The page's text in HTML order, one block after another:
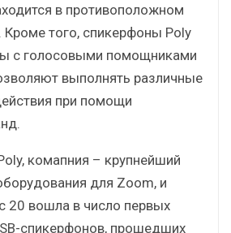
в противоположном
Кроме того, спикерфоны Poly
с голосовыми помощниками
выполнять различные
при помощи
комапния – крупнейший
для Zoom, и
20 вошла в число первых
спикерфонов, прошедших